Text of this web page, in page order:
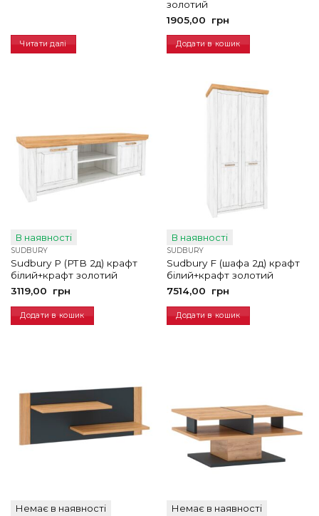
Читати далі
золотий
1905,00
грн
Додати в кошик
В наявності
SUDBURY
Sudbury P (РТВ 2д) крафт
білий+крафт золотий
3119,00
грн
Додати в кошик
В наявності
SUDBURY
Sudbury F (шафа 2д) крафт
білий+крафт золотий
7514,00
грн
Додати в кошик
Немає в наявності Немає в наявності